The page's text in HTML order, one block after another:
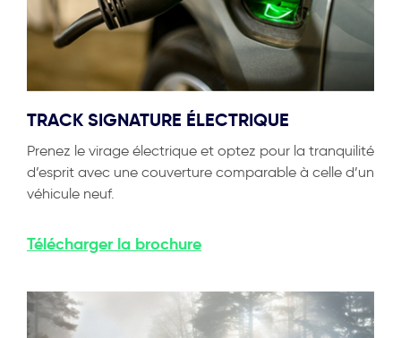
TRACK SIGNATURE ÉLECTRIQUE
Prenez le virage électrique et optez pour la tranquilité
d’esprit avec une couverture comparable à celle d’un
véhicule neuf.
Télécharger la brochure